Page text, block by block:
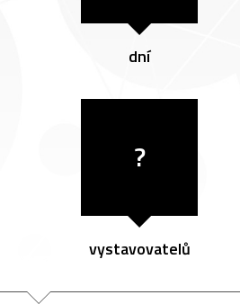
dní
?
vystavovatelů